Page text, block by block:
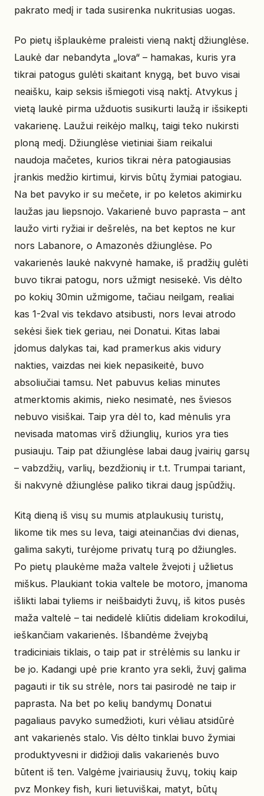
pakrato medį ir tada susirenka nukritusias uogas.
Po pietų išplaukėme praleisti vieną naktį džiunglėse.
Laukė dar nebandyta „lova“ – hamakas, kuris yra
tikrai patogus gulėti skaitant knygą, bet buvo visai
neaišku, kaip seksis išmiegoti visą naktį. Atvykus į
vietą laukė pirma užduotis susikurti laužą ir išsikepti
vakarienę. Laužui reikėjo malkų, taigi teko nukirsti
ploną medį. Džiunglėse vietiniai šiam reikalui
naudoja mačetes, kurios tikrai nėra patogiausias
įrankis medžio kirtimui, kirvis būtų žymiai patogiau.
Na bet pavyko ir su mečete, ir po keletos akimirku
laužas jau liepsnojo. Vakarienė buvo paprasta – ant
laužo virti ryžiai ir dešrelės, na bet keptos ne kur
nors Labanore, o Amazonės džiunglėse. Po
vakarienės laukė nakvynė hamake, iš pradžių gulėti
buvo tikrai patogu, nors užmigt nesisekė. Vis dėlto
po kokių 30min užmigome, tačiau neilgam, realiai
kas 1-2val vis tekdavo atsibusti, nors Ievai atrodo
sekėsi šiek tiek geriau, nei Donatui. Kitas labai
įdomus dalykas tai, kad pramerkus akis vidury
nakties, vaizdas nei kiek nepasikeitė, buvo
absoliučiai tamsu. Net pabuvus kelias minutes
atmerktomis akimis, nieko nesimatė, nes šviesos
nebuvo visiškai. Taip yra dėl to, kad mėnulis yra
nevisada matomas virš džiunglių, kurios yra ties
pusiauju. Taip pat džiunglėse labai daug įvairių garsų
– vabzdžių, varlių, bezdžionių ir t.t. Trumpai tariant,
ši nakvynė džiunglėse paliko tikrai daug įspūdžių.
Kitą dieną iš visų su mumis atplaukusių turistų,
likome tik mes su Ieva, taigi ateinančias dvi dienas,
galima sakyti, turėjome privatų turą po džiungles.
Po pietų plaukėme maža valtele žvejoti į užlietus
miškus. Plaukiant tokia valtele be motoro, įmanoma
išlikti labai tyliems ir neišbaidyti žuvų, iš kitos pusės
maža valtelė – tai nedidelė kliūtis dideliam krokodilui,
ieškančiam vakarienės. Išbandėme žvejybą
tradiciniais tiklais, o taip pat ir strėlėmis su lanku ir
be jo. Kadangi upė prie kranto yra sekli, žuvį galima
pagauti ir tik su strėle, nors tai pasirodė ne taip ir
paprasta. Na bet po kelių bandymų Donatui
pagaliaus pavyko sumedžioti, kuri vėliau atsidūrė
ant vakarienės stalo. Vis dėlto tinklai buvo žymiai
produktyvesni ir didžioji dalis vakarienės buvo
būtent iš ten. Valgėme įvairiausių žuvų, tokių kaip
pvz Monkey fish, kuri lietuviškai, matyt, būtų